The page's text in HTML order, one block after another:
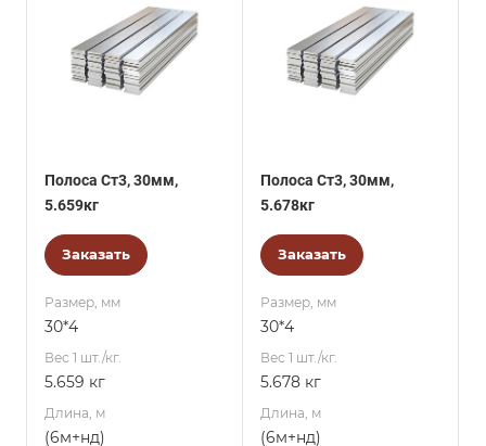
Полоса Ст3, 30мм,
5.659кг
Заказать
Размер, мм
30*4
Вес 1 шт./кг.
5.659 кг
Длина, м
(6м+нд)
Полоса Ст3, 30мм,
5.678кг
Заказать
Размер, мм
30*4
Вес 1 шт./кг.
5.678 кг
Длина, м
(6м+нд)